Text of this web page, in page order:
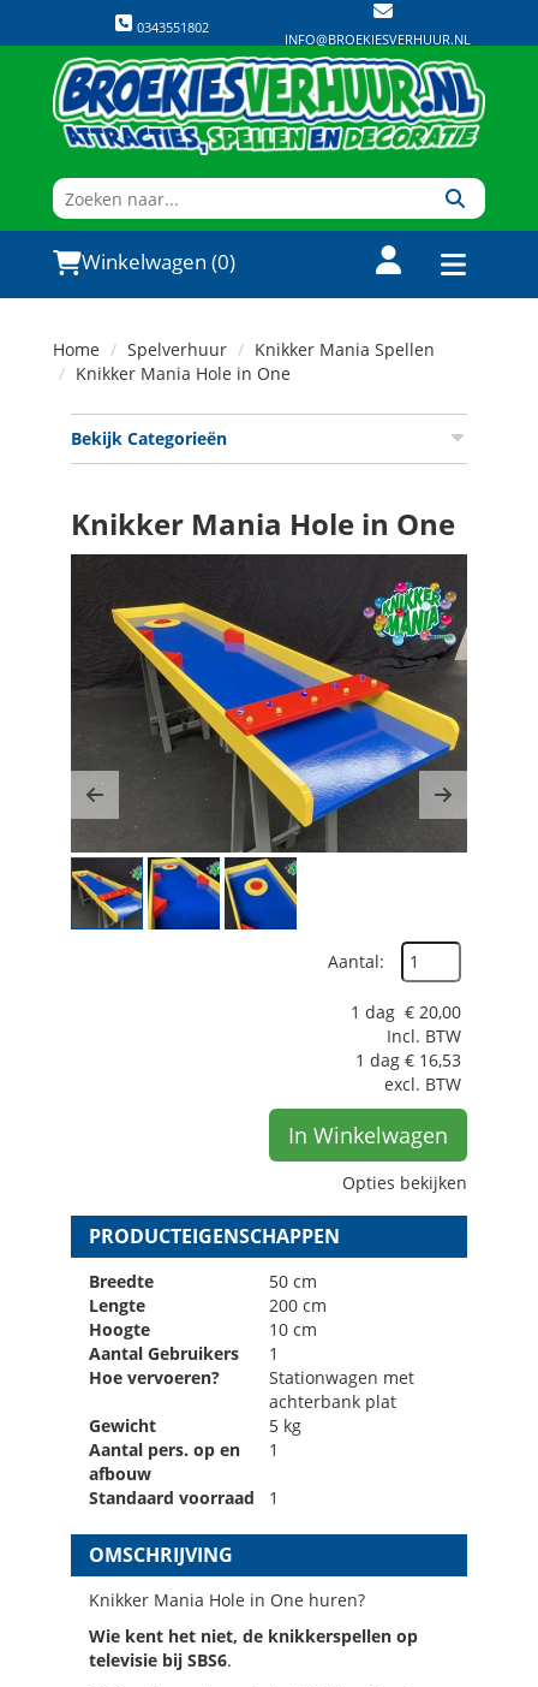
0343551802
INFO@BROEKIESVERHUUR.NL
Winkelwagen (0)
Home Spelverhuur
Knikker Mania Spellen
Knikker Mania Hole in One
Bekijk Categorieën
Knikker Mania Hole in One
Previous Next
Aantal:
1 dag € 20,00
Incl. BTW
1 dag € 16,53
excl. BTW
In Winkelwagen
Opties bekijken
PRODUCTEIGENSCHAPPEN
Breedte
50 cm
Lengte
200 cm
Hoogte
10 cm
Aantal Gebruikers
1
Hoe vervoeren?
Stationwagen met
achterbank plat
Gewicht
5 kg
Aantal pers. op en
afbouw
1
Standaard voorraad 1
OMSCHRIJVING
Knikker Mania Hole in One huren?
Wie kent het niet, de knikkerspellen op
televisie bij SBS6.